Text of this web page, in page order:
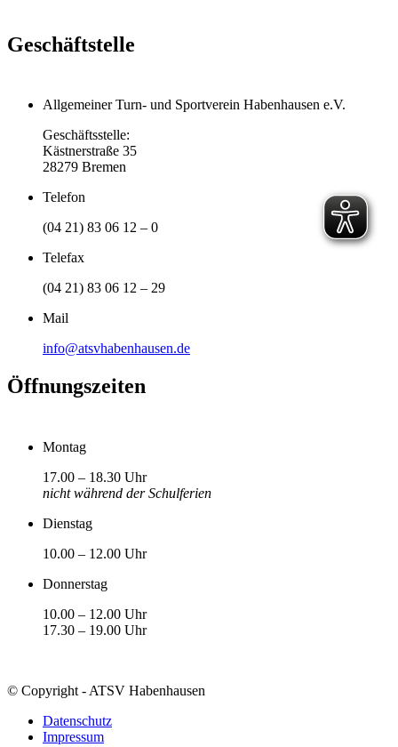
Geschäftstelle
Allgemeiner Turn- und Sportverein Habenhausen e.V.
Geschäftsstelle:
Kästnerstraße 35
28279 Bremen
Telefon
(04 21) 83 06 12 – 0
Telefax
(04 21) 83 06 12 – 29
Mail
info@atsvhabenhausen.de
Öffnungszeiten
Montag
17.00 – 18.30 Uhr
nicht während der Schulferien
Dienstag
10.00 – 12.00 Uhr
Donnerstag
10.00 – 12.00 Uhr
17.30 – 19.00 Uhr
© Copyright - ATSV Habenhausen
Datenschutz
Impressum